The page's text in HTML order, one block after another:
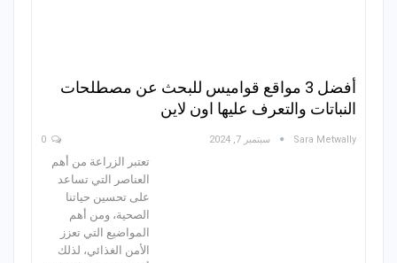
أفضل 3 مواقع قواميس للبحث عن مصطلحات
النباتات والتعرف عليها اون لاين
Sara Metwally سبتمبر 7, 2024
تعتبر الزراعة من أهم
العناصر التي تساعد
على تحسين حياتنا
الصحية، ومن أهم
المواضيع التي تعزز
الأمن الغذائي، لذلك